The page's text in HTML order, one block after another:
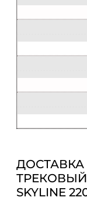
ТРЕКОВЫЙ
SKYLINE